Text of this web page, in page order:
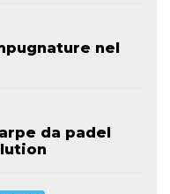
nel
da padel